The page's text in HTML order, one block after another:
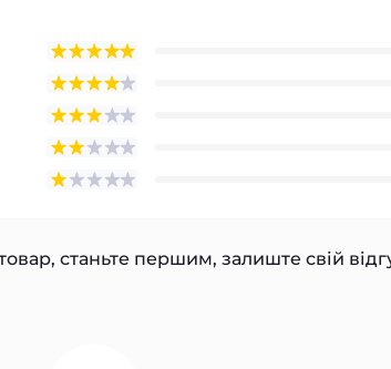
станьте першим, залиште свій